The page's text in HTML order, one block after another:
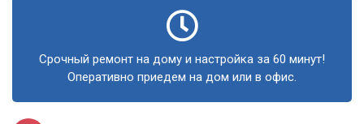
Срочный ремонт на дому и настройка за 60 минут!
Оперативно приедем на дом или в офис.